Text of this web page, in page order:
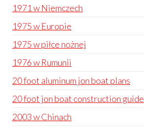
1971 w Niemczech
1975 w Europie
1975 w piłce nożnej
1976 w Rumunii
20 foot aluminum jon boat plans
20 foot jon boat construction guide
2003 w Chinach